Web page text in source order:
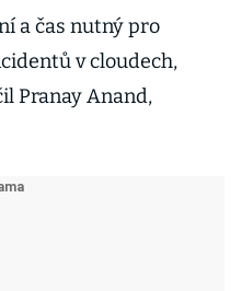
a čas nutný pro
v cloudech,
Pranay Anand,